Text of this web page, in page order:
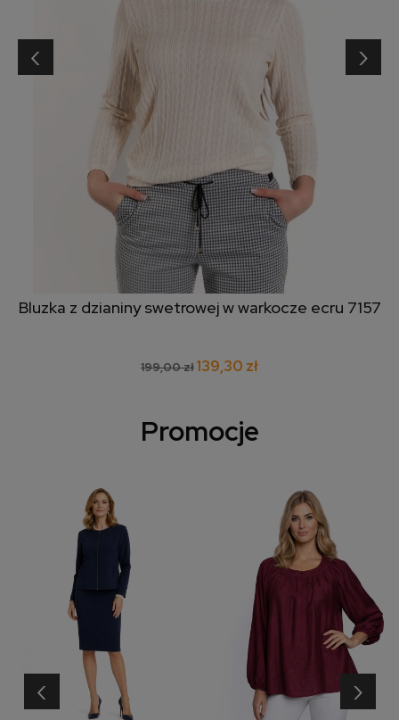
Bluzka z dzianiny swetrowej w warkocze ecru 7157
199,00 zł139,30 zł
‹ ›
Promocje
‹ ›